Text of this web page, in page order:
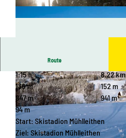
© Archiv Tourismusverband Vogtland, T. Peisker
Route
1:15 h
8,22 km
136 m
152 m
847 m
941 m
94 m
Start: Skistadion Mühlleithen
Ziel: Skistadion Mühlleithen